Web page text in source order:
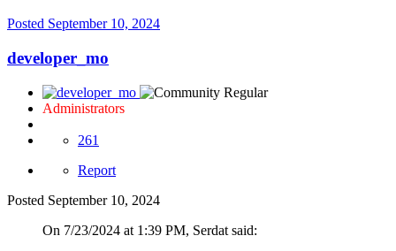
Posted September 10, 2024
developer_mo
Administrators
261
Report
Posted September 10, 2024
On 7/23/2024 at 1:39 PM, Serdat said: